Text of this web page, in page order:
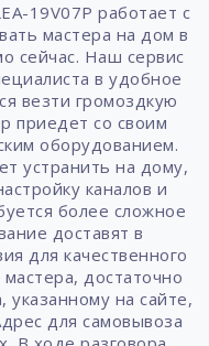
19V07P работает с
мастера на дом в
сейчас. Наш сервис
в удобное
везти громоздкую
приедет со своим
оборудованием.
устранить на дому,
каналов и
более сложное
доставят в
для качественного
достаточно
на сайте,
для самовывоза